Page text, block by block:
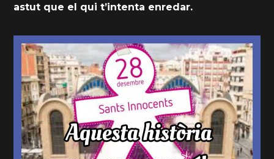
astut que el qui t’intenta enredar.